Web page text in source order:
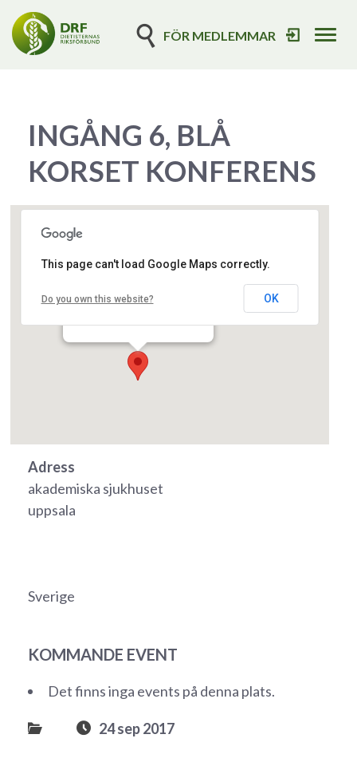
FÖR MEDLEMMAR
INGÅNG 6, BLÅ
KORSET KONFERENS
Ingång 6, Blå korset konferens
This page can't load Google Maps correctly.
Do you own this website? OK
Adress
akademiska sjukhuset
uppsala
Sverige
KOMMANDE EVENT
Det finns inga events på denna plats.
24 sep 2017